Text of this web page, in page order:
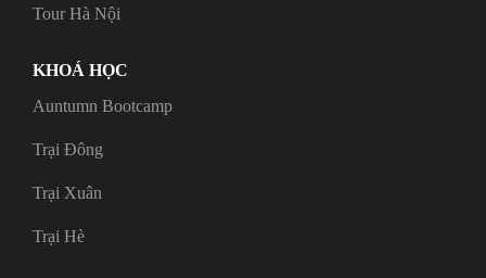
Tour Hà Nội
KHOÁ HỌC
Auntumn Bootcamp
Trại Đông
Trại Xuân
Trại Hè